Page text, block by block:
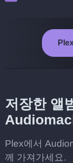
저장한 앨
Plex에서
께 가져가세요.